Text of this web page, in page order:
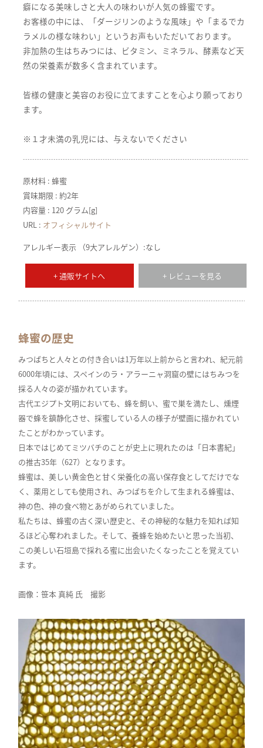
癖になる美味しさと大人の味わいが人気の蜂蜜です。
お客様の中には、「ダージリンのような風味」や「まるでカ
ラメルの様な味わい」というお声もいただいております。
非加熱の生はちみつには、ビタミン、ミネラル、酵素など天
然の栄養素が数多く含まれています。
皆様の健康と美容のお役に立てますことを心より願っており
ます。
※１才未満の乳児には、与えないでください
原材料 : 蜂蜜
賞味期限 : 約2年
内容量 : 120 グラム[g]
URL : オフィシャルサイト
アレルギー表示 （9大アレルゲン）:なし
+ 通販サイトへ + レビューを見る
蜂蜜の歴史
みつばちと人々との付き合いは1万年以上前からと言われ、紀元前
6000年頃には、スペインのラ・アラーニャ洞窟の壁にはちみつを
採る人々の姿が描かれています。
古代エジプト文明においても、蜂を飼い、蜜で巣を満たし、燻煙
器で蜂を鎮静化させ、採蜜している人の様子が壁画に描かれてい
たことがわかっています。
日本ではじめてミツバチのことが史上に現れたのは「日本書紀」
の推古35年（627）となります。
蜂蜜は、美しい黄金色と甘く栄養化の高い保存食としてだけでな
く、薬用としても使用され、みつばちを介して生まれる蜂蜜は、
神の色、神の食べ物とあがめられていました。
私たちは、蜂蜜の古く深い歴史と、その神秘的な魅力を知れば知
るほど心奪われました。そして、養蜂を始めたいと思った当初、
この美しい石垣島で採れる蜜に出会いたくなったことを覚えてい
ます。
画像：笹本 真純 氏 撮影